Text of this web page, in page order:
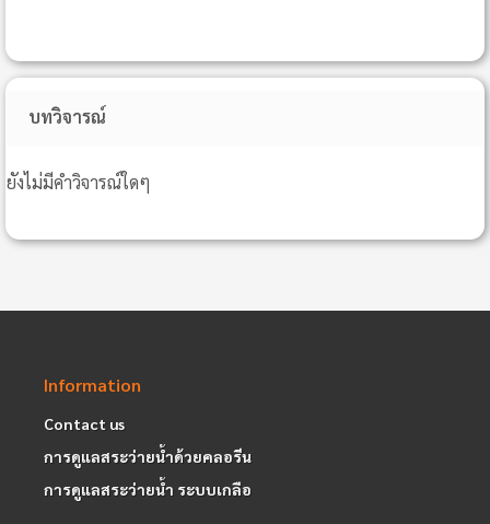
บทวิจารณ์
ยังไม่มีคำวิจารณ์ใดๆ
Information
Contact us
การดูแลสระว่ายน้ำด้วยคลอรีน
การดูแลสระว่ายน้ำ ระบบเกลือ